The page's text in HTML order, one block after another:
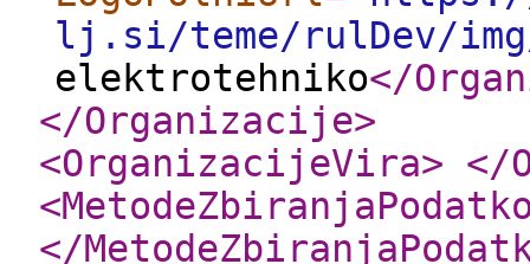
lj.si/teme/rulDev/
elektrotehniko</
</Organizacije>
<OrganizacijeVira> </
</